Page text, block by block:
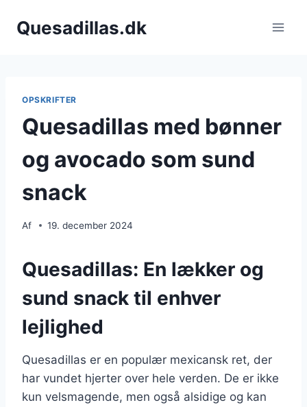
Quesadillas.dk
OPSKRIFTER
Quesadillas med bønner
og avocado som sund
snack
Af 19. december 2024
Quesadillas: En lækker og
sund snack til enhver
lejlighed
Quesadillas er en populær mexicansk ret, der
har vundet hjerter over hele verden. De er ikke
kun velsmagende, men også alsidige og kan